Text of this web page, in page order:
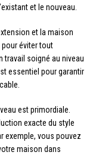
et le nouveau.
et la maison
éviter tout
travail soigné au niveau
essentiel pour garantir
est primordiale.
exacte du style
exemple, vous pouvez
maison dans